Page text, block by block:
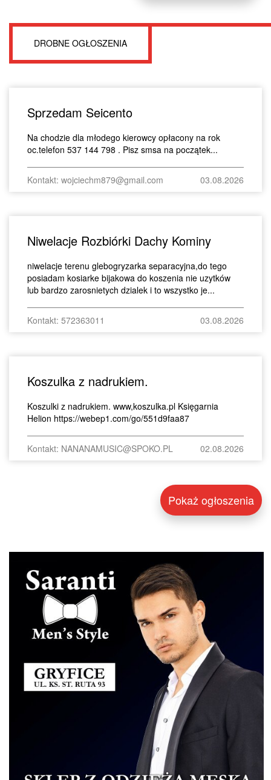
DROBNE OGŁOSZENIA
Sprzedam Seicento
Na chodzie dla młodego kierowcy opłacony na rok
oc.telefon 537 144 798 . Pisz smsa na początek...
Kontakt: wojciechm879@gmail.com 03.08.2026
Niwelacje Rozbiórki Dachy Kominy
niwelacje terenu glebogryzarka separacyjna,do tego
posiadam kosiarke bijakowa do koszenia nie uzytków
lub bardzo zarosnietych dzialek i to wszystko je...
Kontakt: 572363011 03.08.2026
Koszulka z nadrukiem.
Koszulki z nadrukiem. www,koszulka.pl Księgarnia
Helion https://webep1.com/go/551d9faa87
Kontakt: NANANAMUSIC@SPOKO.PL 02.08.2026
Pokaż ogłoszenia